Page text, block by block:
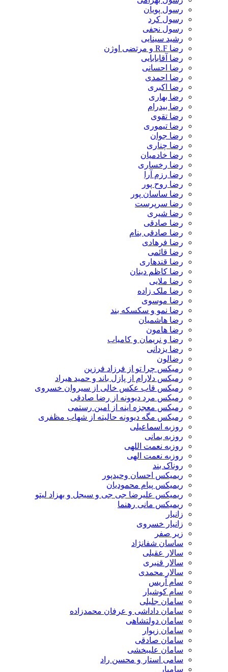
رسول پویان
رسول کرد
رسول نجفی
رشید سینایی
رضا R.F و مرتضی اوژن
رضا آقابابایی
رضا احسانی
رضا احمدی
رضا اکبری
رضا بهاری
رضا بیدرام
رضا تقوی
رضا تیموری
رضا جوان
رضا چناری
رضا خادمیان
رضا رخساری
رضا رزم آرا
رضا روح پور
رضا ساسان پور
رضا سرپرست
رضا شیری
رضا صادقی
رضا صادقی بنام
رضا فرهادی
رضا قائمی
رضا قندهاری
رضا کاظم دینان
رضا ملایی
رضا ملک زاده
رضا موسوی
رضا نمو و سکسکه بند
رضا هاشمیان
رضا هامون
رضا و نریمان و کامیاب
رضا یزدانی
رضالون
رمیکس چرا تو از فرزاد فرزین
رمیکس دلارام از پازل باند و حمید هیراد
رمیکس قاب عکس خالی از سیروان خسروی
رمیکس مرد دیوونه از رضا صادقی
رمیکس معجزه اینه از امین رستمی
رمیکس مگه دیوونه حالیته از شهاب مظفری
روزبه اسماعیلی
روزبه بمانی
روزبه نعمت اللهی
روزبه نعمت الهی
روناک بند
ریمیکس احسان وحیدپور
ریمیکس پیام محمودیان
ریمیکس علیرضا جی جی و سیجل و بهزاد لیتو
ریمیکس مانی رهنما
زانیار
زانیار خسروی
زیر صفر
ساسان شفانژاد
سالار عقیلی
سالار قنبری
سالار محمدی
سام آریس
سام کوشیار
سامان جلیلی
سامان داداشی و عرفان محمدزاده
سامان دولتشاهی
سامان زیوار
سامان صادقی
سامان علیبخشی
سامی استار و محسن راد
سامیار